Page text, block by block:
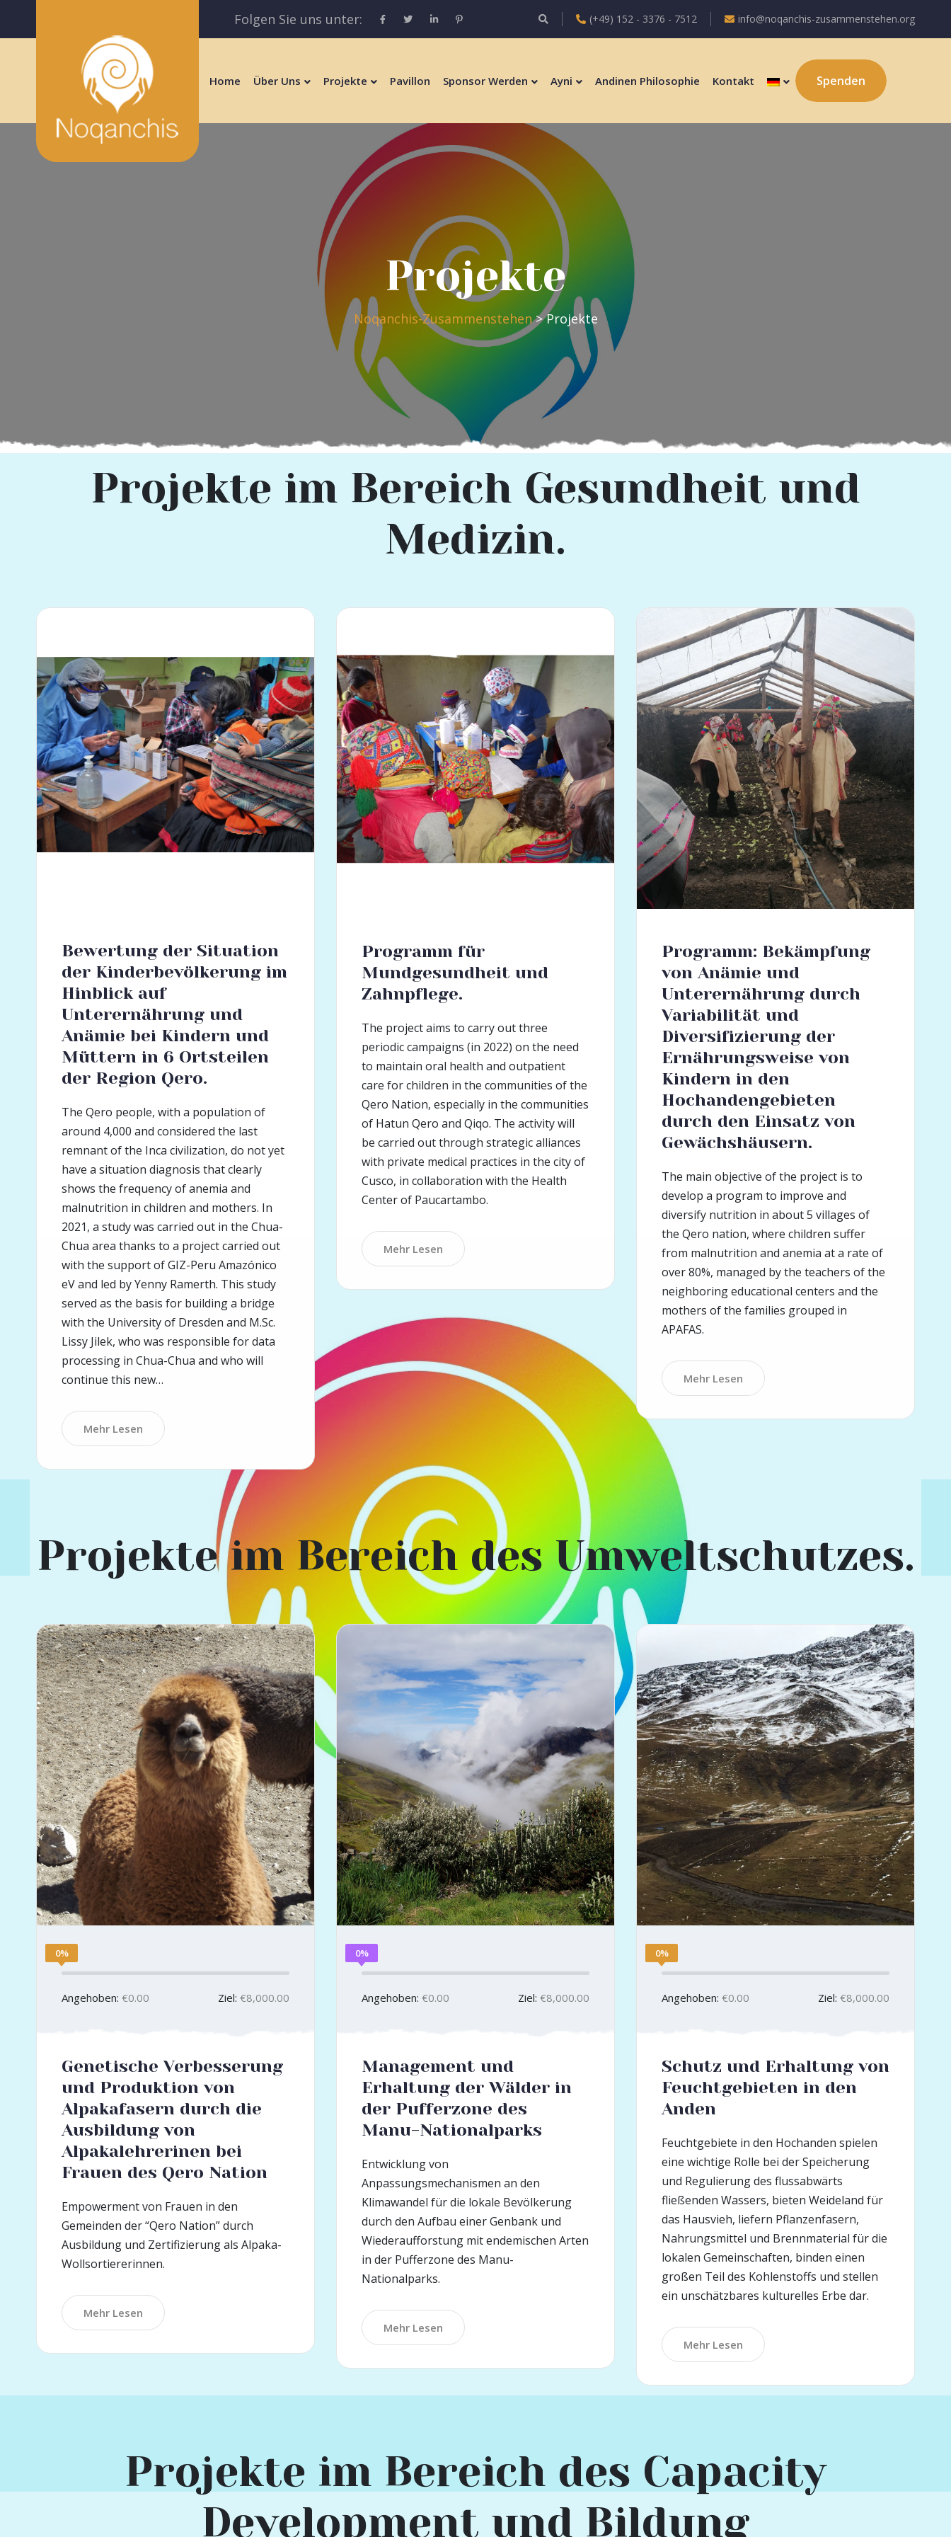
Folgen Sie uns unter: (+49) 152 - 3376 - 7512 info@noqanchis-zusammenstehen.org
Home Über Uns Projekte Pavillon Sponsor Werden Ayni Andinen Philosophie Kontakt Spenden
Projekte
Noqanchis-Zusammenstehen>Projekte
Projekte im Bereich Gesundheit und
Medizin.
Bewertung der Situation
der Kinderbevölkerung im
Hinblick auf
Unterernährung und
Anämie bei Kindern und
Müttern in 6 Ortsteilen
der Region Qero.
The Qero people, with a population of
around 4,000 and considered the last
remnant of the Inca civilization, do not yet
have a situation diagnosis that clearly
shows the frequency of anemia and
malnutrition in children and mothers. In
2021, a study was carried out in the Chua-
Chua area thanks to a project carried out
with the support of GIZ-Peru Amazónico
eV and led by Yenny Ramerth. This study
served as the basis for building a bridge
with the University of Dresden and M.Sc.
Lissy Jilek, who was responsible for data
processing in Chua-Chua and who will
continue this new…
Mehr Lesen
Programm für
Mundgesundheit und
Zahnpflege.
The project aims to carry out three
periodic campaigns (in 2022) on the need
to maintain oral health and outpatient
care for children in the communities of the
Qero Nation, especially in the communities
of Hatun Qero and Qiqo. The activity will
be carried out through strategic alliances
with private medical practices in the city of
Cusco, in collaboration with the Health
Center of Paucartambo.
Mehr Lesen
Programm: Bekämpfung
von Anämie und
Unterernährung durch
Variabilität und
Diversifizierung der
Ernährungsweise von
Kindern in den
Hochandengebieten
durch den Einsatz von
Gewächshäusern.
The main objective of the project is to
develop a program to improve and
diversify nutrition in about 5 villages of
the Qero nation, where children suffer
from malnutrition and anemia at a rate of
over 80%, managed by the teachers of the
neighboring educational centers and the
mothers of the families grouped in
APAFAS.
Mehr Lesen
Projekte im Bereich des Umweltschutzes.
0%
Angehoben: €0.00 Ziel: €8,000.00
Genetische Verbesserung
und Produktion von
Alpakafasern durch die
Ausbildung von
Alpakalehrerinen bei
Frauen des Qero Nation
Empowerment von Frauen in den
Gemeinden der “Qero Nation” durch
Ausbildung und Zertifizierung als Alpaka-
Wollsortiererinnen.
Mehr Lesen
0%
Angehoben: €0.00 Ziel: €8,000.00
Management und
Erhaltung der Wälder in
der Pufferzone des
Manu-Nationalparks
Entwicklung von
Anpassungsmechanismen an den
Klimawandel für die lokale Bevölkerung
durch den Aufbau einer Genbank und
Wiederaufforstung mit endemischen Arten
in der Pufferzone des Manu-
Nationalparks.
Mehr Lesen
0%
Angehoben: €0.00 Ziel: €8,000.00
Schutz und Erhaltung von
Feuchtgebieten in den
Anden
Feuchtgebiete in den Hochanden spielen
eine wichtige Rolle bei der Speicherung
und Regulierung des flussabwärts
fließenden Wassers, bieten Weideland für
das Hausvieh, liefern Pflanzenfasern,
Nahrungsmittel und Brennmaterial für die
lokalen Gemeinschaften, binden einen
großen Teil des Kohlenstoffs und stellen
ein unschätzbares kulturelles Erbe dar.
Mehr Lesen
Projekte im Bereich des Capacity
Development und Bildung